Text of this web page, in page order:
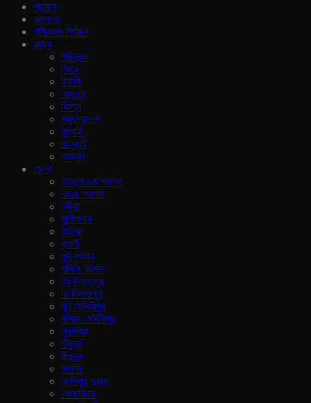
প্রচ্ছদ
কলকাতা
পশ্চিমবঙ্গ নির্বাচন
রাজ‍্য
পচিমবন্গ
বিহার
ইউপি
ঝাড়খন্ড
দিল্লি
মধ্যপ্রদেশ
মুম্বাই
চেন্নাই
অন্যান
জেলা
উত্তর ২৪ পরগনা
দঃ২৪ পরগনা
নদীয়া
মুর্শিদাবাদ
হাওড়া
হুগলী
পূর্ব বর্ধমান
পশ্চিম বর্ধমান
উঃ দিনাজপুর
দঃ দিনাজপুর
পূর্ব মেদিনীপুর
পশ্চিম মেদিনীপুর
পুরুলিয়া
বাঁকুড়া
বীরভুম
মালদহ
আলিপুর দুয়ার
কোচবিহার